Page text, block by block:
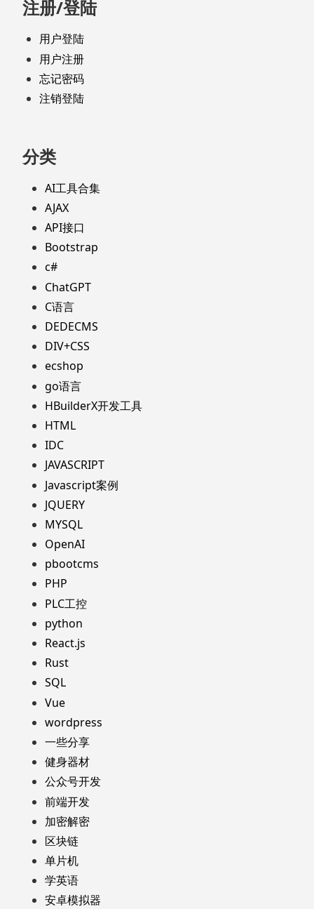
注册/登陆
用户登陆
用户注册
忘记密码
注销登陆
分类
AI工具合集
AJAX
API接口
Bootstrap
c#
ChatGPT
C语言
DEDECMS
DIV+CSS
ecshop
go语言
HBuilderX开发工具
HTML
IDC
JAVASCRIPT
Javascript案例
JQUERY
MYSQL
OpenAI
pbootcms
PHP
PLC工控
python
React.js
Rust
SQL
Vue
wordpress
一些分享
健身器材
公众号开发
前端开发
加密解密
区块链
单片机
学英语
安卓模拟器